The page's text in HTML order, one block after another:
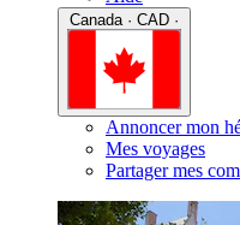
Annoncer mon
Mes voyages
Partager mes